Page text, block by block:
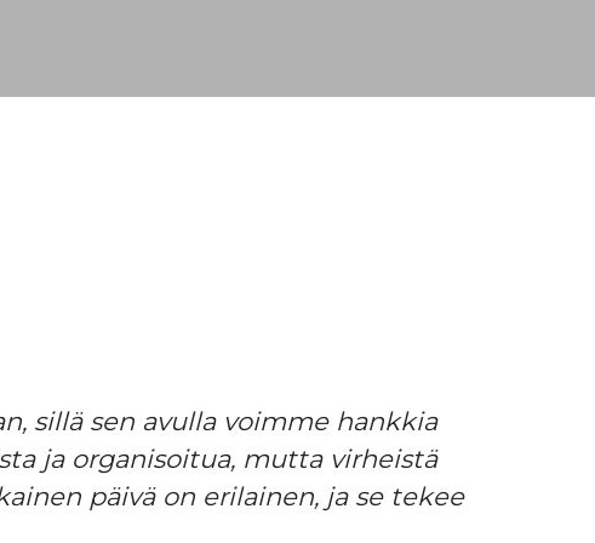
sillä sen avulla voimme hankkia
ja organisoitua, mutta virheistä
päivä on erilainen, ja se tekee